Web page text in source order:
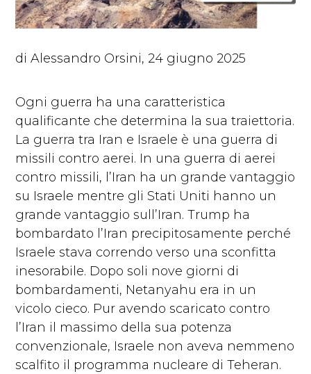
di Alessandro Orsini, 24 giugno 2025
Ogni guerra ha una caratteristica
qualificante che determina la sua traiettoria.
La guerra tra Iran e Israele è una guerra di
missili contro aerei. In una guerra di aerei
contro missili, l’Iran ha un grande vantaggio
su Israele mentre gli Stati Uniti hanno un
grande vantaggio sull’Iran. Trump ha
bombardato l’Iran precipitosamente perché
Israele stava correndo verso una sconfitta
inesorabile. Dopo soli nove giorni di
bombardamenti, Netanyahu era in un
vicolo cieco. Pur avendo scaricato contro
l’Iran il massimo della sua potenza
convenzionale, Israele non aveva nemmeno
scalfito il programma nucleare di Teheran.